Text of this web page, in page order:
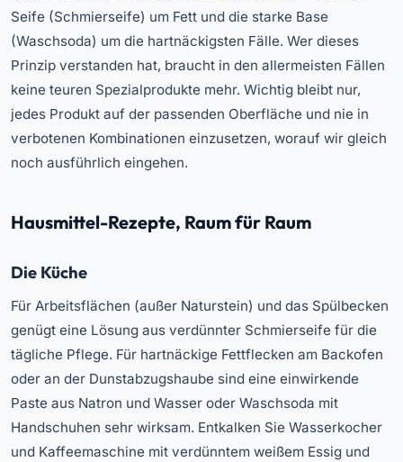
Seife (Schmierseife) um Fett und die starke Base
(Waschsoda) um die hartnäckigsten Fälle. Wer dieses
Prinzip verstanden hat, braucht in den allermeisten Fällen
keine teuren Spezialprodukte mehr. Wichtig bleibt nur,
jedes Produkt auf der passenden Oberfläche und nie in
verbotenen Kombinationen einzusetzen, worauf wir gleich
noch ausführlich eingehen.
Hausmittel-Rezepte, Raum für Raum
Die Küche
Für Arbeitsflächen (außer Naturstein) und das Spülbecken
genügt eine Lösung aus verdünnter Schmierseife für die
tägliche Pflege. Für hartnäckige Fettflecken am Backofen
oder an der Dunstabzugshaube sind eine einwirkende
Paste aus Natron und Wasser oder Waschsoda mit
Handschuhen sehr wirksam. Entkalken Sie Wasserkocher
und Kaffeemaschine mit verdünntem weißem Essig und